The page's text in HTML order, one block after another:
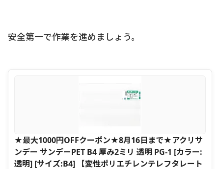
安全第一で作業を進めましょう。
★最大1000円OFFクーポン★8月16日まで★アクリサ
ンデー サンデーPET B4 厚み2ミリ 透明 PG-1 [カラー:
透明] [サイズ:B4] 【変性ポリエチレンテレフタレート